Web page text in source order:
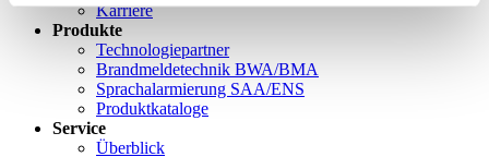
Karriere
Produkte
Technologiepartner
Brandmeldetechnik BWA/BMA
Sprachalarmierung SAA/ENS
Produktkataloge
Service
Überblick